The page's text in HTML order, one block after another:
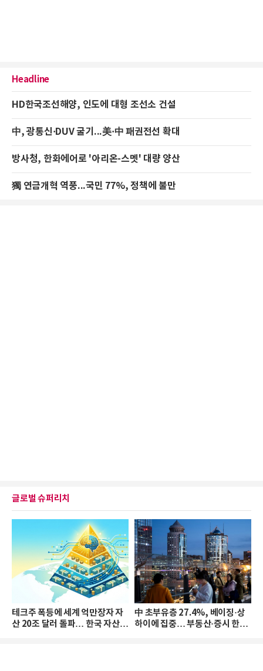
Headline
HD한국조선해양, 인도에 대형 조선소 건설
中, 광통신·DUV 굴기...美·中 패권전선 확대
방사청, 한화에어로 '아리온-스멧' 대량 양산
獨 연금개혁 역풍...국민 77%, 정책에 불만
글로벌 슈퍼리치
테크주 폭등에 세계 억만장자 자
산 20조 달러 돌파… 한국 자산
中 초부유층 27.4%, 베이징·상
하이에 집중… 부동산·증시 한파